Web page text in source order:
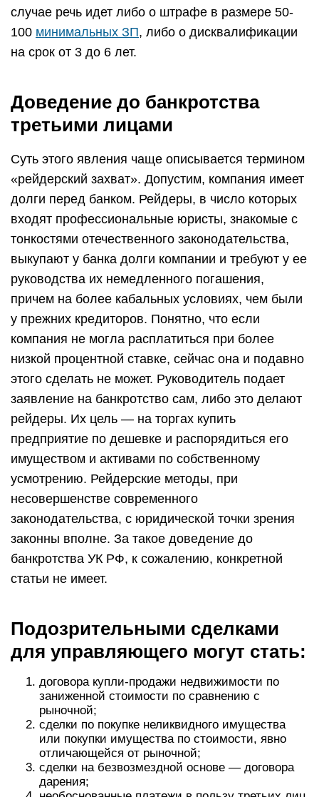
случае речь идет либо о штрафе в размере 50-
100 минимальных ЗП, либо о дисквалификации
на срок от 3 до 6 лет.
Доведение до банкротства
третьими лицами
Суть этого явления чаще описывается термином
«рейдерский захват». Допустим, компания имеет
долги перед банком. Рейдеры, в число которых
входят профессиональные юристы, знакомые с
тонкостями отечественного законодательства,
выкупают у банка долги компании и требуют у ее
руководства их немедленного погашения,
причем на более кабальных условиях, чем были
у прежних кредиторов. Понятно, что если
компания не могла расплатиться при более
низкой процентной ставке, сейчас она и подавно
этого сделать не может. Руководитель подает
заявление на банкротство сам, либо это делают
рейдеры. Их цель — на торгах купить
предприятие по дешевке и распорядиться его
имуществом и активами по собственному
усмотрению. Рейдерские методы, при
несовершенстве современного
законодательства, с юридической точки зрения
законны вполне. За такое доведение до
банкротства УК РФ, к сожалению, конкретной
статьи не имеет.
Подозрительными сделками
для управляющего могут стать:
договора купли-продажи недвижимости по
заниженной стоимости по сравнению с
рыночной;
сделки по покупке неликвидного имущества
или покупки имущества по стоимости, явно
отличающейся от рыночной;
сделки на безвозмездной основе — договора
дарения;